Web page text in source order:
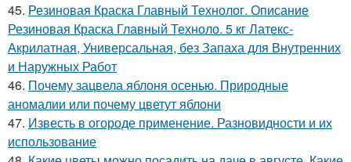
45. Резиновая Краска Главный Технолог. Описание
Резиновая Краска Главный Техноло. 5 кг Латекс-
Акрилатная, Универсальная, без Запаха для Внутренних
и Наружных Работ
46. Почему зацвела яблоня осенью. Природные
аномалии или почему цветут яблони
47. Известь в огороде применение. Разновидности и их
использование